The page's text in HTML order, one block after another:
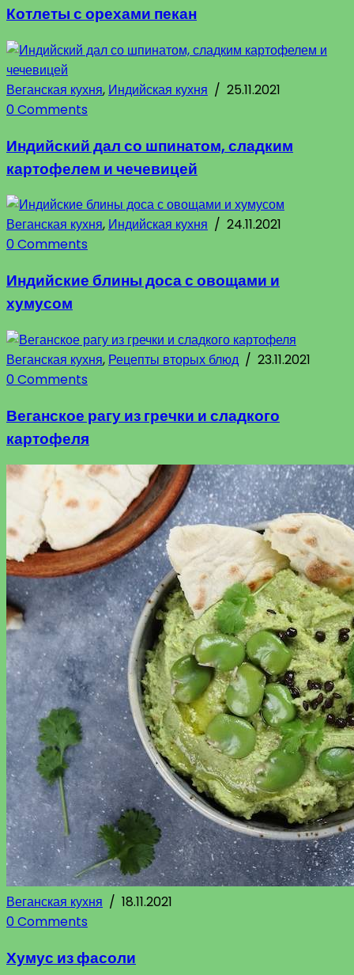
Котлеты с орехами пекан
Веганская кухня, Индийская кухня / 25.11.2021
0 Comments
Индийский дал со шпинатом, сладким
картофелем и чечевицей
Веганская кухня, Индийская кухня / 24.11.2021
0 Comments
Индийские блины доса с овощами и
хумусом
Веганская кухня, Рецепты вторых блюд / 23.11.2021
0 Comments
Веганское рагу из гречки и сладкого
картофеля
Веганская кухня / 18.11.2021
0 Comments
Хумус из фасоли